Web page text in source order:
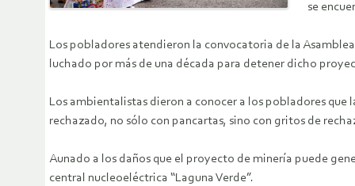
se
Los pobladores atendieron la convocatoria de la
luchado por más de una década para detener dicho
Los ambientalistas dieron a conocer a los pobladores
rechazado, no sólo con pancartas, sino con gritos de
Aunado a los daños que el proyecto de minería puede
central nucleoeléctrica “Laguna Verde”.